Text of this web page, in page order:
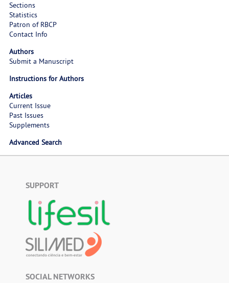
Sections
Statistics
Patron of RBCP
Contact Info
Authors
Submit a Manuscript
Instructions for Authors
Articles
Current Issue
Past Issues
Supplements
Advanced Search
SUPPORT
SOCIAL NETWORKS